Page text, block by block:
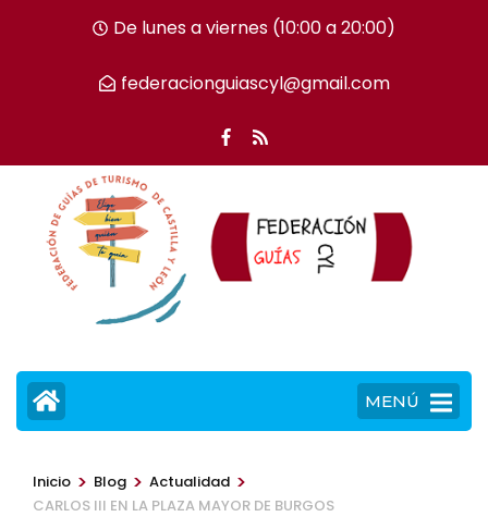
tecla
De lunes a viernes (10:00 a 20:00)
federacionguiascyl@gmail.com
MENÚ
Inicio > Blog > Actualidad >
CARLOS III EN LA PLAZA MAYOR DE BURGOS